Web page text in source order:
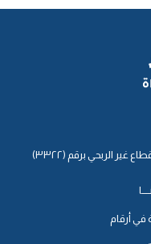
الربحي برقم (٣٣٢٢)
في أرقام